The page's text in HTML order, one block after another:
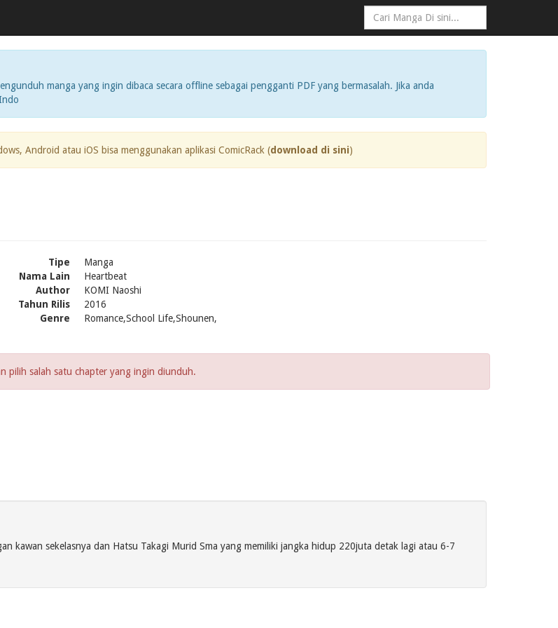
manga yang ingin dibaca secara offline sebagai pengganti PDF yang bermasalah. Jika anda
Android atau iOS bisa menggunakan aplikasi ComicRack (download di sini)
Tipe
Manga
Nama Lain
Heartbeat
Author
KOMI Naoshi
Tahun Rilis
2016
Genre
Romance,School Life,Shounen,
pilih salah satu chapter yang ingin diunduh.
kawan sekelasnya dan Hatsu Takagi Murid Sma yang memiliki jangka hidup 220juta detak lagi atau 6-7